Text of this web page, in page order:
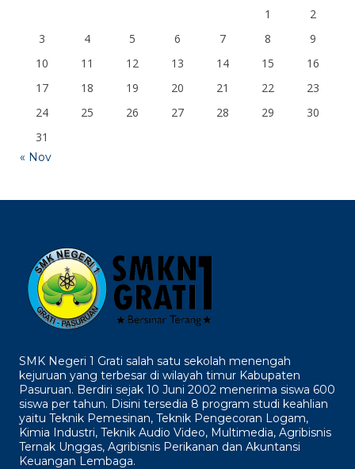
1
2
3
4 5 6 7 8
9
10
11 12 13 14 15
16
17
18 19 20 21 22
23
24
25 26 27 28 29
30
31
« Nov
SMK Negeri 1 Grati salah satu sekolah menengah
kejuruan yang terbesar di wilayah timur Kabupaten
Pasuruan. Berdiri sejak 10 Juni 2002 menerima siswa 600
siswa per tahun. Disini tersedia 8 program studi keahlian
yaitu Teknik Pemesinan, Teknik Pengecoran Logam,
Kimia Industri, Teknik Audio Video, Multimedia, Agribisnis
Ternak Unggas, Agribisnis Perikanan dan Akuntansi
Keuangan Lembaga.